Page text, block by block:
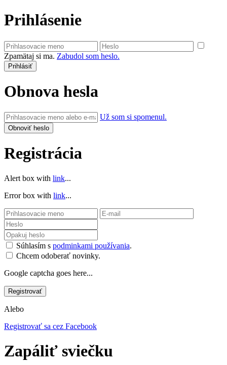
Prihlásenie
Zpamätaj si ma. Zabudol som heslo.
Obnova hesla
Už som si spomenul.
Registrácia
Alert box with link...
Error box with link...
Súhlasím s podminkami používania.
Chcem odoberať novinky.
Google captcha goes here...
Alebo
Registrovať sa cez Facebook
Zapáliť sviečku